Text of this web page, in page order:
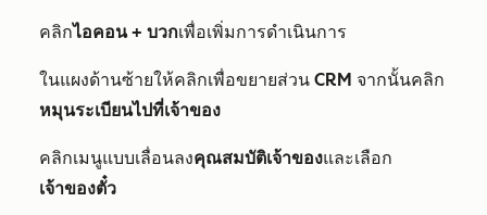
คลิกไอคอน + บวกเพื่อเพิ่มการดำเนินการ
ในแผงด้านซ้ายให้คลิกเพื่อขยายส่วน CRM จากนั้นคลิก
หมุนระเบียนไปที่เจ้าของ
คลิกเมนูแบบเลื่อนลงคุณสมบัติเจ้าของและเลือก
เจ้าของตั๋ว